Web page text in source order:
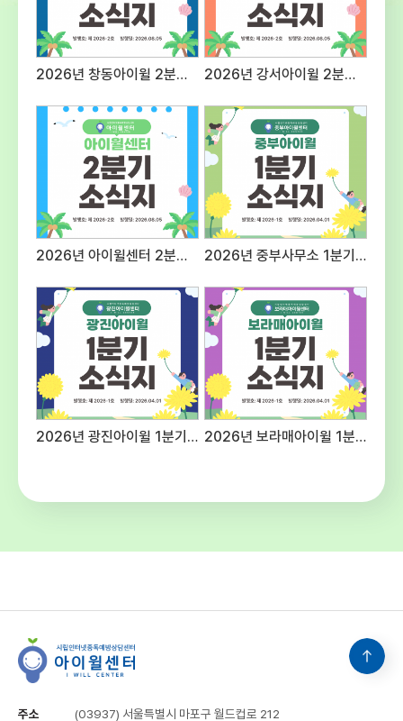
대인관계성30 3. 접수방법 및 제출서류○
접수방법 : E-mail 제출 1) 메일주소:
admin@iwill.or.kr 2) 파일명은 ‘응시분야-
성명’으로 명시 (예) 상담팀 팀원-홍길동○
자기소개서 1부(A4 용지 2매 이내) 3)
개인정보제공 동의서 1부(첨부양식 활용,
서명하여 스캔 후 파일첨부)※ (최종합격자
제출서류) 주민등록등본, 경력증명서, 자격증
사본, 최종학교 졸업증명서, 채용신체검사서
(채용 전) 성범죄, 아동학대 전력 조회 결과 등
추후 안내 4. 근무조건 및 근무지
응시분야근무지급여조건근무시간상담팀
팀원시립인터넷중독예방상담센터
보라매사무소(서울시 동작구 여의대방로20길
61 슬기동 201호)서울시 청소년시설
예산편성기준에 의함주5일, 40시간(근무
여건에 따라 출퇴근 시간을 탄력적으로 적용할
수 있음) ○ 공통사항 - 후생복지 : 국민연금,
건강보험, 산재 및 고용보험 4대보험 가입 -
수습기간 : 채용일로부터 3개월(수습기간 종료
기타사항 : 내부 보직 발령 및 업무분장은 근무
주시고 연락처를 반드시 기재해주십시오.○
사정에 의해 변경될 수 있으며 변경될 경우
개별적으로 통지합니다. 6. 문의 :
2026년 창동아이윌 2분기 소식지 2026년 강서아이윌 2분기 소식지
2026년 아이윌센터 2분기 소식지 2026년 중부사무소 1분기 소식지
2026년 광진아이윌 1분기 소식지 2026년 보라매아이윌 1분기 소식지
주소 (03937) 서울특별시 마포구 월드컵로 212